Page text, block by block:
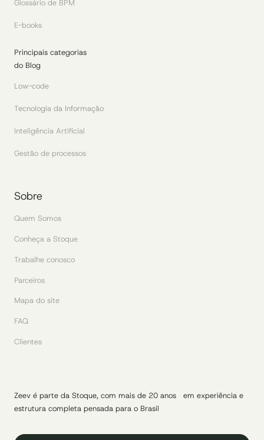
Glossário de BPM
E-books
Principais categorias
do Blog
Low-code
Tecnologia da Informação
Inteligência Artificial
Gestão de processos
Sobre
Quem Somos
Conheça a Stoque
Trabalhe conosco
Parceiros
Mapa do site
FAQ
Clientes
Zeev é parte da Stoque, com mais de 20 anos em experiência e
estrutura completa pensada para o Brasil